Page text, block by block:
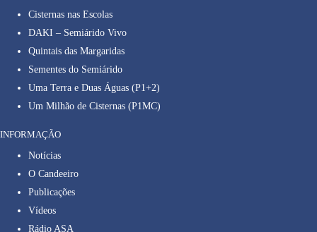
Cisternas nas Escolas
DAKI – Semiárido Vivo
Quintais das Margaridas
Sementes do Semiárido
Uma Terra e Duas Águas (P1+2)
Um Milhão de Cisternas (P1MC)
INFORMAÇÃO
Notícias
O Candeeiro
Publicações
Vídeos
Rádio ASA